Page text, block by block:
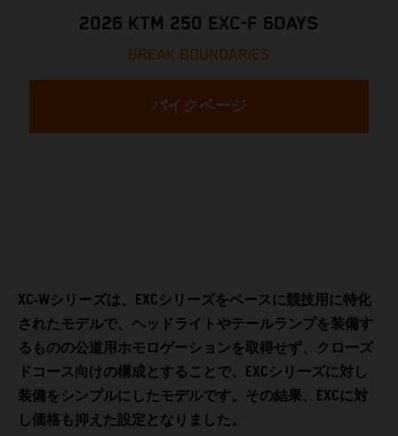
2026 KTM 250 EXC-F 6DAYS
BREAK BOUNDARIES
バイクページ
XC-Wシリーズは、EXCシリーズをベースに競技用に特化
されたモデルで、ヘッドライトやテールランプを装備す
るものの公道用ホモロゲーションを取得せず、クローズ
ドコース向けの構成とすることで、EXCシリーズに対し
装備をシンプルにしたモデルです。その結果、EXCに対
し価格も抑えた設定となりました。